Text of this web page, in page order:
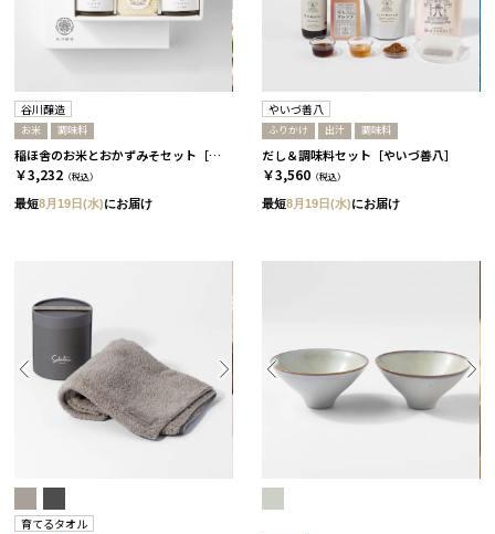
谷川醸造
お米 調味料
稲ほ舎のお米とおかずみそセット［谷川醸造］
￥3,232 （税込）
最短8月19日(水)にお届け
やいづ善八
ふりかけ 出汁 調味料
だし＆調味料セット［やいづ善八］
￥3,560 （税込）
最短8月19日(水)にお届け
育てるタオル